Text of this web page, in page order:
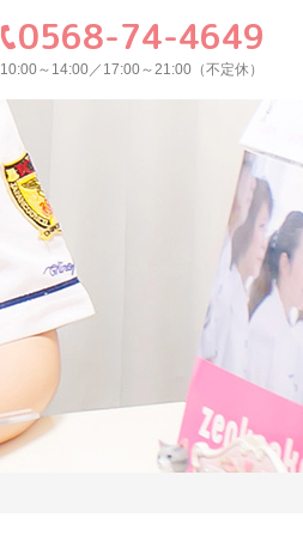
0568-74-4649
10:00～14:00／17:00～21:00（不定休）